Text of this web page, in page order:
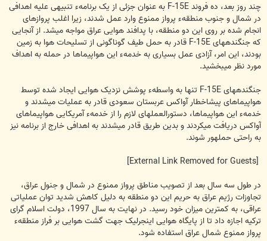
چند روز بعد، ده فروند F-15E به عنوان جزئی از یک برنامهء تنبیهی علیه اهدافی
در شمال و جنوب منطقهء پرواز ممنوع وارد عمل شدند، زیرا اغلب پروازهای
انجام شده بر روی این دو منطقه، با پدافند هوایی عراق مواجه می‏شد. از آنجایی
که جنگنده‏های F-15E قادر به حمل طیف گوناگونی از تسلیحات هوا به زمین
بودند، این امر، آزادی عمل بسیاری به خدمهء این هواپیماها در حمله به اهداف
مورد نظر می‏بخشید.
جنگنده‏های F-15E تنها به واسطهء پوشش نزدیک هوایی ایجاد شده توسط
هواپیماهای پیش‏اخطار آواکس عربستان سعودی قادر به عملیات می‏شدند و
خدمهء این هواپیماها، دستورالعمل‏های لازم را از خدمهء آمریکایی هواپیماهای
آواکس دریافت می‏کردند و بدین طریق قادر می‏شدند به اهدافی خارج از برنامه نیز
به راحتی حمله‏ور شوند.
در طول سه سال بعد از تصویب مناطق پرواز ممنوع در شمال و جنول عراق،
تجاوزات رژیم عراق به حریم این دو منطقه به دلیل کاهش شدید توان عملیاتی
عراقی، به کمترین میزان خود رسید. در نهایت به سال 1997، دولت اسلام گرای
ترکیه اجازه داد تا از پایگاه هوایی اینجرلیک جهت گشت هوایی بر فراز منطقهء
پرواز ممنوع شمال عراق استفاده شود.